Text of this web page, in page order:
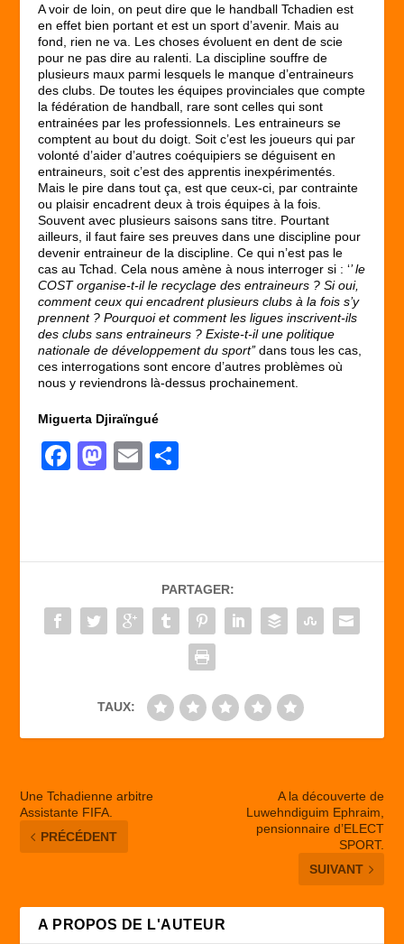
A voir de loin, on peut dire que le handball Tchadien est
en effet bien portant et est un sport d’avenir. Mais au
fond, rien ne va. Les choses évoluent en dent de scie
pour ne pas dire au ralenti. La discipline souffre de
plusieurs maux parmi lesquels le manque d’entraineurs
des clubs. De toutes les équipes provinciales que compte
la fédération de handball, rare sont celles qui sont
entrainées par les professionnels. Les entraineurs se
comptent au bout du doigt. Soit c’est les joueurs qui par
volonté d’aider d’autres coéquipiers se déguisent en
entraineurs, soit c’est des apprentis inexpérimentés.
Mais le pire dans tout ça, est que ceux-ci, par contrainte
ou plaisir encadrent deux à trois équipes à la fois.
Souvent avec plusieurs saisons sans titre. Pourtant
ailleurs, il faut faire ses preuves dans une discipline pour
devenir entraineur de la discipline. Ce qui n’est pas le
cas au Tchad. Cela nous amène à nous interroger si : ‘’ le
COST organise-t-il le recyclage des entraineurs ? Si oui,
comment ceux qui encadrent plusieurs clubs à la fois s’y
prennent ? Pourquoi et comment les ligues inscrivent-ils
des clubs sans entraineurs ? Existe-t-il une politique
nationale de développement du sport’’dans tous les cas,
ces interrogations sont encore d’autres problèmes où
nous y reviendrons là-dessus prochainement.
Miguerta Djiraïngué
F
b
o
o
M
d
o
n
E
er
PARTAGER:
TAUX:
Une Tchadienne arbitre
Assistante FIFA.
PRÉCÉDENT
A la découverte de
Luwehndiguim Ephraim,
pensionnaire d’ELECT
SPORT.
SUIVANT
A PROPOS DE L'AUTEUR